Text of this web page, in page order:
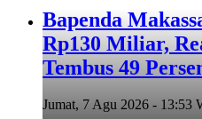
Bapenda
Rp130 Miliar,
Tembus 49
Jumat, 7 Agu 2026 - 13:53